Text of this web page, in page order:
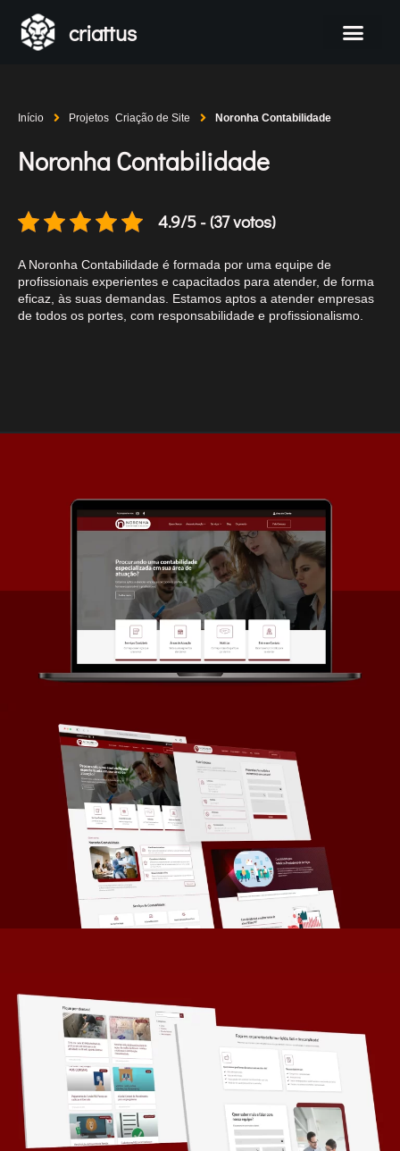
criattus
Início Projetos Criação de Site Noronha Contabilidade
Noronha Contabilidade
4.9/5 - (37 votos)
A Noronha Contabilidade é formada por uma equipe de
profissionais experientes e capacitados para atender, de forma
eficaz, às suas demandas. Estamos aptos a atender empresas
de todos os portes, com responsabilidade e profissionalismo.